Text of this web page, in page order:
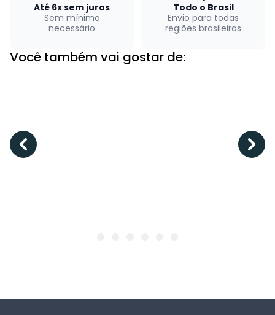
Até 6x sem juros
Sem mínimo
necessário
Todo o Brasil
Envio para todas
regiões brasileiras
Você também vai gostar de: